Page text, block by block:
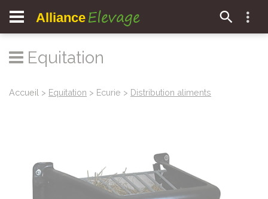
Alliance Elevage
Equitation
Accueil > Equitation > Ecurie > Distribution aliments